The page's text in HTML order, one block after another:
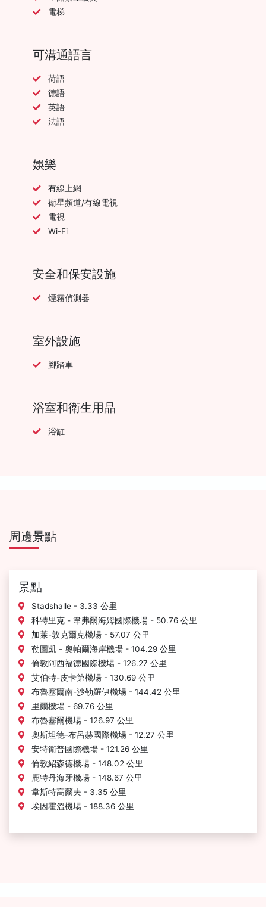
電梯
可溝通語言
荷語
德語
英語
法語
娛樂
有線上網
衛星頻道/有線電視
電視
Wi-Fi
安全和保安設施
煙霧偵測器
室外設施
腳踏車
浴室和衛生用品
浴缸
周邊景點
景點
Stadshalle - 3.33 公里
科特里克 - 韋弗爾海姆國際機場 - 50.76 公里
加萊-敦克爾克機場 - 57.07 公里
勒圖凱 - 奧帕爾海岸機場 - 104.29 公里
倫敦阿西福德國際機場 - 126.27 公里
艾伯特-皮卡第機場 - 130.69 公里
布魯塞爾南-沙勒羅伊機場 - 144.42 公里
里爾機場 - 69.76 公里
布魯塞爾機場 - 126.97 公里
奧斯坦德-布呂赫國際機場 - 12.27 公里
安特衛普國際機場 - 121.26 公里
倫敦紹森德機場 - 148.02 公里
鹿特丹海牙機場 - 148.67 公里
韋斯特高爾夫 - 3.35 公里
埃因霍溫機場 - 188.36 公里